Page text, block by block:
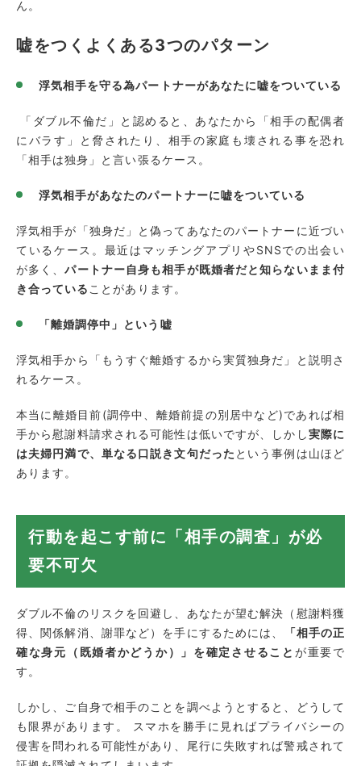
ん。
嘘をつくよくある3つのパターン
浮気相手を守る為パートナーがあなたに嘘をついている
「ダブル不倫だ」と認めると、あなたから「相手の配偶者
にバラす」と脅されたり、相手の家庭も壊される事を恐れ
「相手は独身」と言い張るケース。
浮気相手があなたのパートナーに嘘をついている
浮気相手が「独身だ」と偽ってあなたのパートナーに近づい
ているケース。最近はマッチングアプリやSNSでの出会い
が多く、パートナー自身も相手が既婚者だと知らないまま付
き合っている ことがあります。
「離婚調停中」という嘘
浮気相手から「もうすぐ離婚するから実質独身だ」と説明さ
れるケース。
本当に離婚目前(調停中、離婚前提の別居中など)であれば相
手から慰謝料請求される可能性は低いですが、しかし実際に
は夫婦円満で、単なる口説き文句だった という事例は山ほど
あります。
行動を起こす前に「相手の調査」が必
要不可欠
ダブル不倫のリスクを回避し、あなたが望む解決（慰謝料獲
得、関係解消、謝罪など）を手にするためには、
「相手の正
確な身元（既婚者かどうか）」を確定させること が重要で
す。
しかし、ご自身で相手のことを調べようとすると、どうして
も限界があります。 スマホを勝手に見ればプライバシーの
侵害を問われる可能性があり、尾行に失敗すれば警戒されて